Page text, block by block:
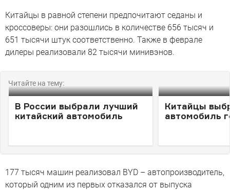
Китайцы в равной степени предпочитают седаны и
кроссоверы: они разошлись в количестве 656 тысяч и
651 тысячи штук соответственно. Также в феврале
дилеры реализовали 82 тысячи минивэнов.
Читайте на тему:
В России выбрали лучший
китайский автомобиль
Китайцы
автомобиль
177 тысяч машин реализовал BYD – автопроизводитель,
который одним из первых отказался от выпуска